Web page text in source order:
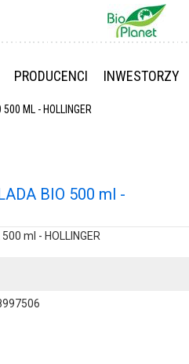
PRODUCENCI INWESTORZY
ML - HOLLINGER
BIO 500 ml -
ml - HOLLINGER